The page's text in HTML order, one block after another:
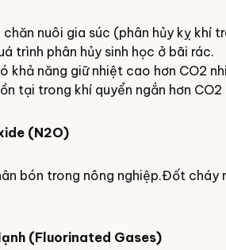
nuôi gia súc (phân hủy kỵ khí
trình phân hủy sinh học ở bãi rác.
khả năng giữ nhiệt cao hơn CO2
tại trong khí quyển ngắn hơn
(N2O)
bón trong nông nghiệp.Đốt cháy
(Fluorinated Gases)